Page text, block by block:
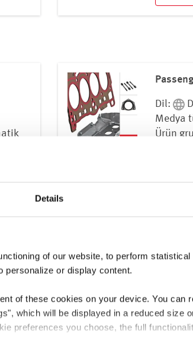
Details
of our website, to perform
personalize or display content.
of these cookies on your device. You can
, which will be displayed in a reduced size
preferences you choose, the full
Dil:
Medya
Ürün
vites
kafası